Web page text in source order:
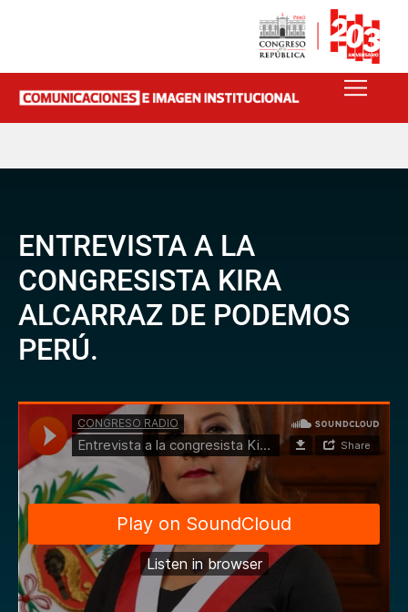
ENTREVISTA A LA
CONGRESISTA KIRA
ALCARRAZ DE PODEMOS
PERÚ.